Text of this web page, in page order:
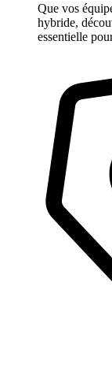
Que vos
hybride,
essentielle